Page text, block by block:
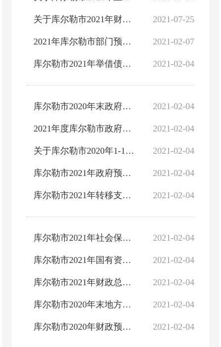
2021-07-25
关于库尔勒市2021年财政预算调整暨部门预算编制情况的报告（草案）
2021-02-07
2021年库尔勒市部门预算公开
2021-02-04
库尔勒市2021年举借债务情况说明
2021-02-04
库尔勒市2020年末政府债务余额情况说明
2021-02-04
2021年度库尔勒市政府债务预算情况说明
2021-02-04
关于库尔勒市2020年1-11月财政预算执行暨2020年调整财政预算（草案）的报告
2021-02-04
库尔勒市2021年政府预算公开目录
2021-02-04
库尔勒市2021年转移支付情况说明及公开表
2021-02-04
库尔勒市2021年社会保险基金预算公开说明及公开表
2021-02-04
库尔勒市2021年国有资本经营预算公开说明、公开表及绩效目标表
2021-02-04
库尔勒市2021年财政总预算情况说明及财政预算公开表
2021-02-04
库尔勒市2020年末地方政府债务情况说明和2021年举借债务情况说明
2021-02-04
库尔勒市2020年财政预算执行情况和2021年财政预算（草案）的报告